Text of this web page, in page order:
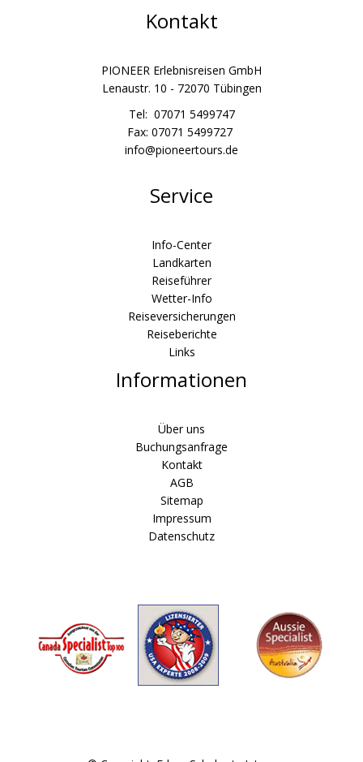
Kontakt
PIONEER Erlebnisreisen GmbH
Lenaustr. 10 - 72070 Tübingen
Tel: 07071 5499747
Fax: 07071 5499727
info@pioneertours.de
Service
Info-Center
Landkarten
Reiseführer
Wetter-Info
Reiseversicherungen
Reiseberichte
Links
Informationen
Über uns
Buchungsanfrage
Kontakt
AGB
Sitemap
Impressum
Datenschutz